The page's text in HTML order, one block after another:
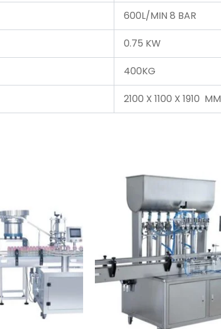
600L/MIN 8 BAR
0.75 KW
400KG
2100 X 1100 X 1910 MM